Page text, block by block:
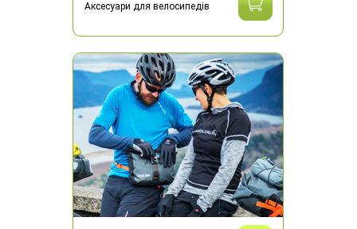
Аксесуари для велосипедів